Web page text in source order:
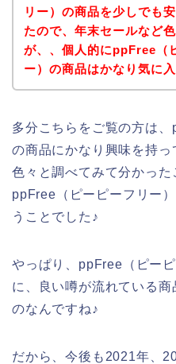
リー）の商品を少しでも
たので、年末セールなど
が、、個人的にppFree（
ー）の商品はかなり気に
多分こちらをご覧の方は、
の商品にかなり興味を持っ
色々と調べてみて分かっ
ppFree（ピーピーフリー
うことでした♪
やっぱり、ppFree（ピー
に、良い噂が流れている
のなんですね♪
だから、今後も2021年、